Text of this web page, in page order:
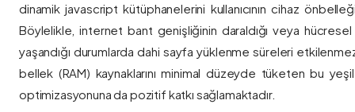
dinamik javascript kütüphanelerini kullanıcının cihaz
Böylelikle, internet bant genişliğinin daraldığı veya
yaşandığı durumlarda dahi sayfa yüklenme süreleri
bellek (RAM) kaynaklarını minimal düzeyde tüketen bu yeşil
optimizasyonuna da pozitif katkı sağlamaktadır.